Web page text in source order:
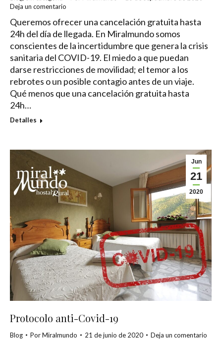
Deja un comentario
Queremos ofrecer una cancelación gratuita hasta
24h del día de llegada. En Miralmundo somos
conscientes de la incertidumbre que genera la crisis
sanitaria del COVID-19. El miedo a que puedan
darse restricciones de movilidad; el temor a los
rebrotes o un posible contagio antes de un viaje.
Qué menos que una cancelación gratuita hasta
24h…
Detalles
Jun
21
2020
Protocolo anti-Covid-19
Blog PorMiralmundo 21 de junio de 2020 Deja un comentario